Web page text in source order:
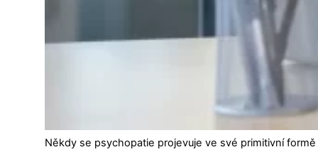
Někdy se psychopatie projevuje ve své primitivní